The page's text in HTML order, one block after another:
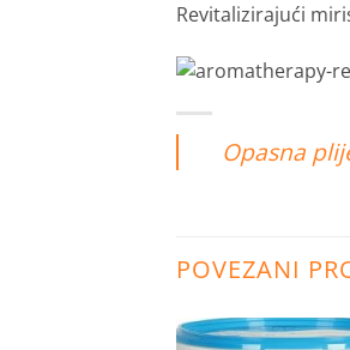
Revitalizirajući
Opasna
POVEZANI